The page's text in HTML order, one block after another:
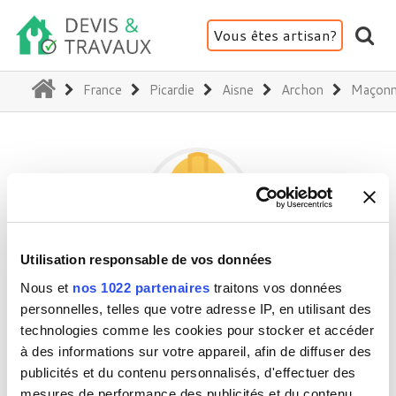
Utilisation responsable de vos données
Nous et nos 1022 partenaires traitons vos données
personnelles, telles que votre adresse IP, en utilisant des
technologies comme les cookies pour stocker et accéder
à des informations sur votre appareil, afin de diffuser des
publicités et du contenu personnalisés, d'effectuer des
Vous êtes artisan?
(current)
France Picardie Aisne Archon
LS BÂT'PRO
02360 Archon
Activité(s) : Maçonnerie - Démolition